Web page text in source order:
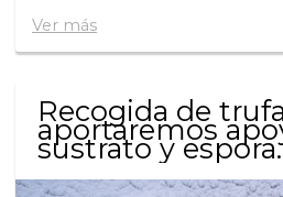
Ver más
Recogida de
aportaremos
sustrato y espora.